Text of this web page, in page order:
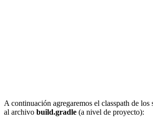
A continuación agregaremos el classpath de
al archivo build.gradle (a nivel de proyecto):